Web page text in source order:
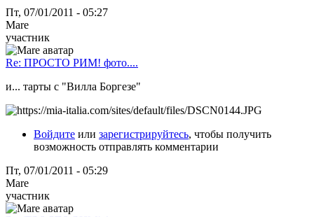
Пт, 07/01/2011 - 05:27
Mare
участник
Re: ПРОСТО РИМ! фото....
и... тарты с "Вилла Боргезе"
Войдите или зарегистрируйтесь, чтобы получить
возможность отправлять комментарии
Пт, 07/01/2011 - 05:29
Mare
участник